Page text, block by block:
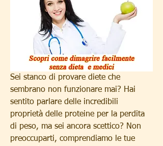
Sei stanco di provare diete che
sembrano non funzionare mai? Hai
sentito parlare delle incredibili
proprietà delle proteine per la perdita
di peso, ma sei ancora scettico? Non
preoccuparti, comprendiamo le tue